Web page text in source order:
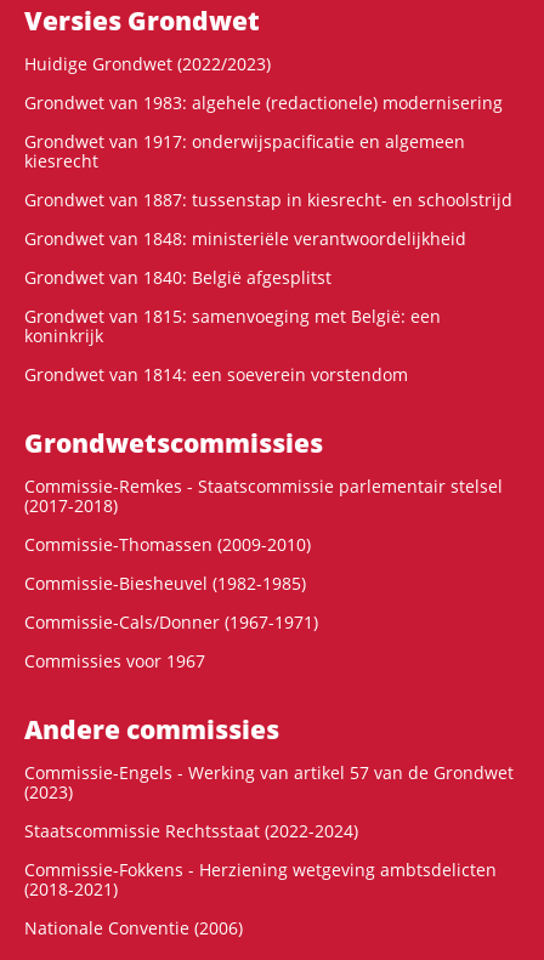
Versies Grondwet
Huidige Grondwet (2022/2023)
Grondwet van 1983: algehele (redactionele) modernisering
Grondwet van 1917: onderwijspacificatie en algemeen
kiesrecht
Grondwet van 1887: tussenstap in kiesrecht- en schoolstrijd
Grondwet van 1848: ministeriële verantwoordelijkheid
Grondwet van 1840: België afgesplitst
Grondwet van 1815: samenvoeging met België: een
koninkrijk
Grondwet van 1814: een soeverein vorstendom
Grondwets­commissies
Commissie-Remkes - Staatscommissie parlementair stelsel
(2017-2018)
Commissie-Thomassen (2009-2010)
Commissie-Biesheuvel (1982-1985)
Commissie-Cals/Donner (1967-1971)
Commissies voor 1967
Andere commissies
Commissie-Engels - Werking van artikel 57 van de Grondwet
(2023)
Staatscommissie Rechtsstaat (2022-2024)
Commissie-Fokkens - Herziening wetgeving ambtsdelicten
(2018-2021)
Nationale Conventie (2006)